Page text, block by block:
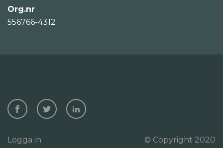
Org.nr
556766-4312
Logga in © Copyright 2020